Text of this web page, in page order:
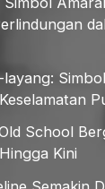
School
Kini